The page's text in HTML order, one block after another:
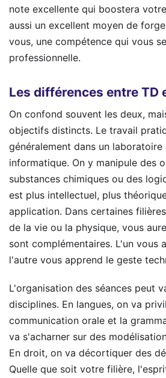
note excellente qui boostera
aussi un excellent moyen de
vous, une compétence qui vous
professionnelle.
Les différences entre TD
On confond souvent les deux,
objectifs distincts. Le travail
généralement dans un laboratoire
informatique. On y manipule des
substances chimiques ou des
est plus intellectuel, plus
application. Dans certaines
de la vie ou la physique, vous
sont complémentaires. L'un vous
l'autre vous apprend le geste
L'organisation des séances peut
disciplines. En langues, on va
communication orale et la
va s'acharner sur des
En droit, on va décortiquer des
Quelle que soit votre filière,